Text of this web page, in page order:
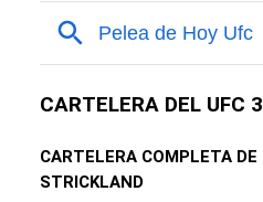
CARTELERA DEL UFC
CARTELERA COMPLETA
STRICKLAND